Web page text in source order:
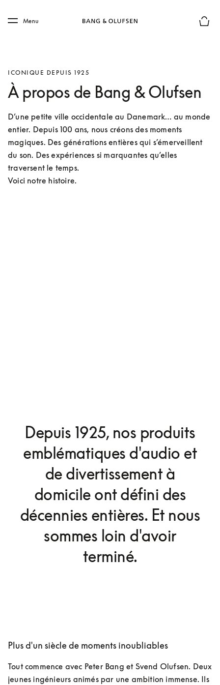
Skip to main footer
Menu
ICONIQUE DEPUIS 1925
À propos de Bang & Olufsen
D’une petite ville occidentale au Danemark… au monde
entier. Depuis 100 ans, nous créons des moments
magiques. Des générations entières qui s’émerveillent
du son. Des expériences si marquantes qu’elles
traversent le temps.
Voici notre histoire.
Depuis 1925, nos produits
emblématiques d'audio et
de divertissement à
domicile ont défini des
décennies entières. Et nous
sommes loin d'avoir
terminé.
Plus d'un siècle de moments inoubliables
Tout commence avec Peter Bang et Svend Olufsen. Deux
jeunes ingénieurs animés par une ambition immense. Ils